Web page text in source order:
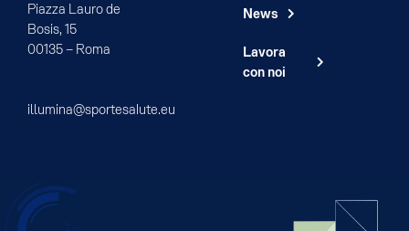
Piazza Lauro de
Bosis, 15
00135 – Roma
illumina@sportesalute.eu
News
Lavora
con noi